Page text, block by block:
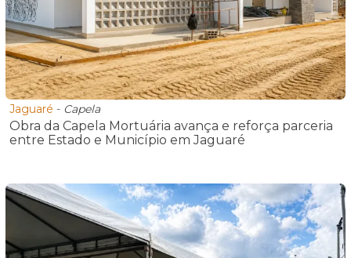
Jaguaré - Capela
Obra da Capela Mortuária avança e reforça parceria
entre Estado e Município em Jaguaré